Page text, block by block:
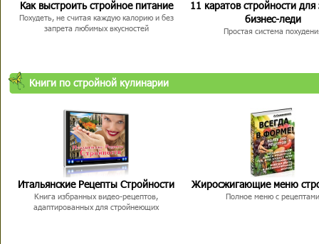
Как выстроить стройное питание
Похудеть, не считая каждую калорию и без
запрета любимых вкусностей
11 каратов стройности для
бизнес-леди
Простая система
Книги по стройной кулинарии
Итальянские Рецепты Стройности
Книга избранных видео-рецептов,
адаптированных для стройнеющих
Жиросжигающие меню
Полное меню с рецептами